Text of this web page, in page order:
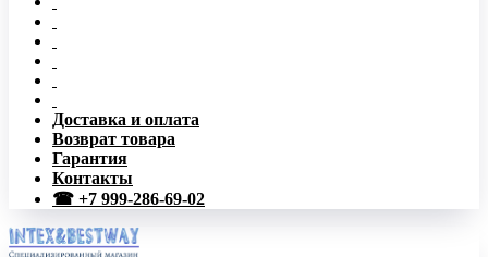
Доставка и оплата
Возврат товара
Гарантия
Контакты
☎ +7 999-286-69-02